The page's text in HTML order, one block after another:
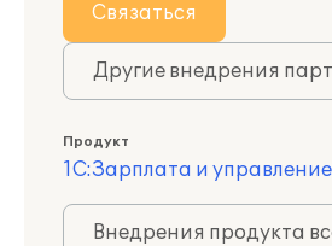
Связаться
Другие внедрения
Продукт
1С:Зарплата и
Внедрения продукта